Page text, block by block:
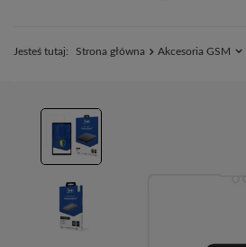
Jesteś tutaj: Strona główna Akcesoria GSM